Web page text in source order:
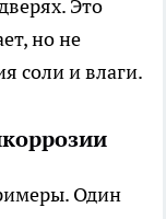
Это
но не
соли и влаги.
Один